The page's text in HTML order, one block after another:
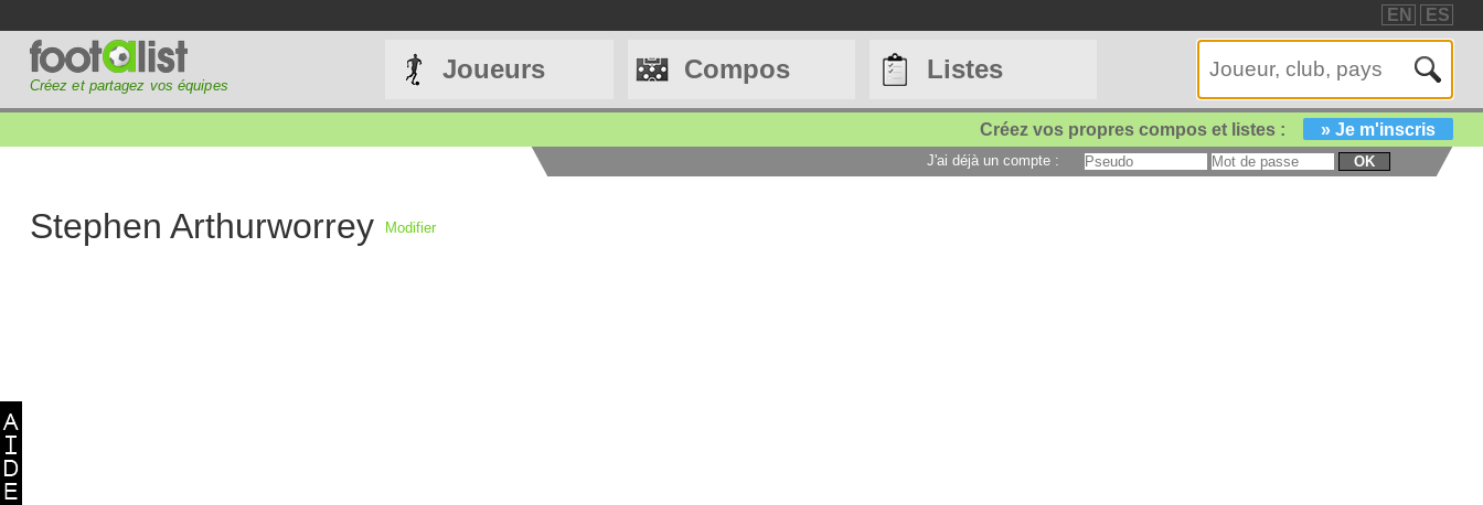
EN ES
Créez et partagez vos équipes
Joueurs Compos Listes
Créez vos propres compos et listes : » Je m'inscris
J'ai déjà un compte : OK
Stephen Arthurworrey Modifier